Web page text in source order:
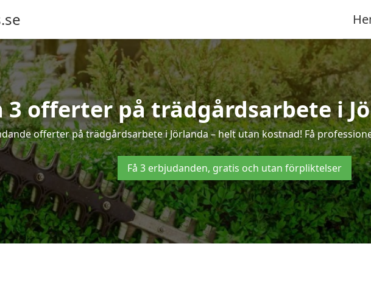
3 offerter på trädgårdsarbete i
offerter på trädgårdsarbete i Jörlanda – helt utan kostnad! Få
Få 3 erbjudanden, gratis och utan förpliktelser